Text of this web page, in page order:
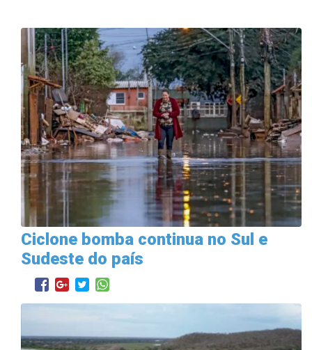
Ciclone bomba continua no Sul e
Sudeste do país